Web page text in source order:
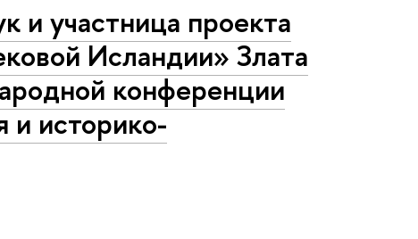
и участница проекта
Исландии» Злата
конференции
и историко-